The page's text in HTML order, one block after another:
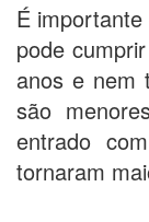
É
pode
anos e nem
são
entrado
tornaram